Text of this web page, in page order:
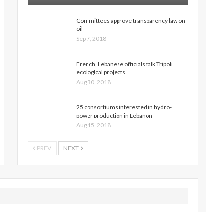
Committees approve transparency law on
oil
Sep 7, 2018
French, Lebanese officials talk Tripoli
ecological projects
Aug 30, 2018
25 consortiums interested in hydro-
power production in Lebanon
Aug 15, 2018
PREV NEXT